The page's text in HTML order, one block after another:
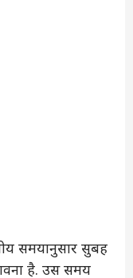
समयानुसार सुबह
है. उस समय